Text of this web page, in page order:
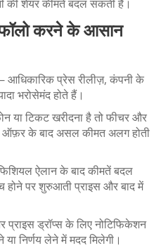
की शेयर कीमतें बदल सकती हैं।
करने के आसान
आधिकारिक प्रेस रीलीज़, कंपनी के
भरोसेमंद होते हैं।
या टिकट खरीदना है तो फीचर और
के बाद असल कीमत अलग होती
ऐलान के बाद कीमतें बदल
होने पर शुरुआती प्राइस और बाद में
ड्रॉप्स के लिए नोटिफिकेशन
निर्णय लेने में मदद मिलेगी।